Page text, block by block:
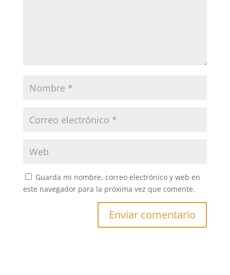
Guarda mi nombre, correo electrónico y web en
este navegador para la próxima vez que comente.